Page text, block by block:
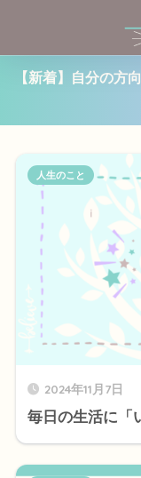
【新着】自分の方
2024年11月7日
毎日の生活に「
人生のこと